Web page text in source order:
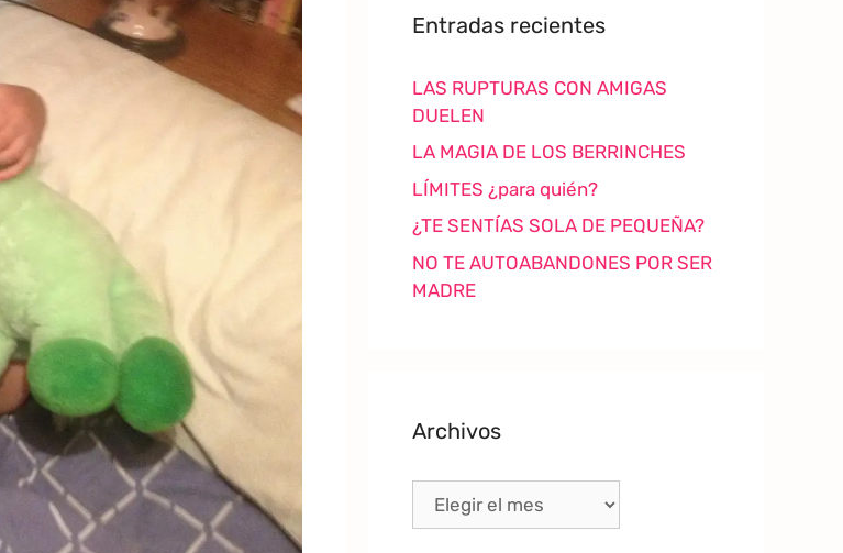
Entradas recientes
LAS RUPTURAS CON AMIGAS
DUELEN
LA MAGIA DE LOS BERRINCHES
LÍMITES ¿para quién?
¿TE SENTÍAS SOLA DE PEQUEÑA?
NO TE AUTOABANDONES POR SER
MADRE
Archivos